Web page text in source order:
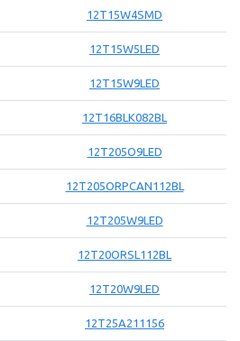
12T15W4SMD
12T15W5LED
12T15W9LED
12T16BLK082BL
12T205O9LED
12T205ORPCAN112BL
12T205W9LED
12T20ORSL112BL
12T20W9LED
12T25A211156